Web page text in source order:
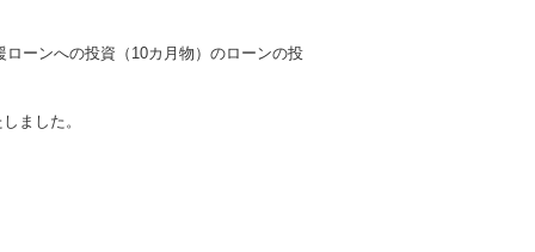
ーンへの投資（10カ月物） のローンの投
ました。